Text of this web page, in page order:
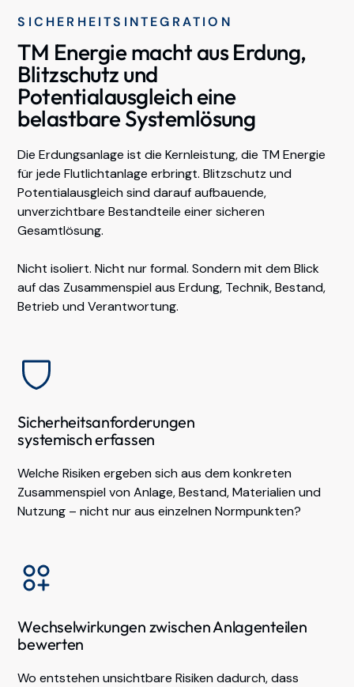
SICHERHEITSINTEGRATION
TM Energie macht aus Erdung,
Blitzschutz und
Potentialausgleich eine
belastbare Systemlösung
Die Erdungsanlage ist die Kernleistung, die TM Energie
für jede Flutlichtanlage erbringt. Blitzschutz und
Potentialausgleich sind darauf aufbauende,
unverzichtbare Bestandteile einer sicheren
Gesamtlösung.
Nicht isoliert. Nicht nur formal. Sondern mit dem Blick
auf das Zusammenspiel aus Erdung, Technik, Bestand,
Betrieb und Verantwortung.
Sicherheitsanforderungen
systemisch erfassen
Welche Risiken ergeben sich aus dem konkreten
Zusammenspiel von Anlage, Bestand, Materialien und
Nutzung – nicht nur aus einzelnen Normpunkten?
Wechselwirkungen zwischen Anlagenteilen
bewerten
Wo entstehen unsichtbare Risiken dadurch, dass